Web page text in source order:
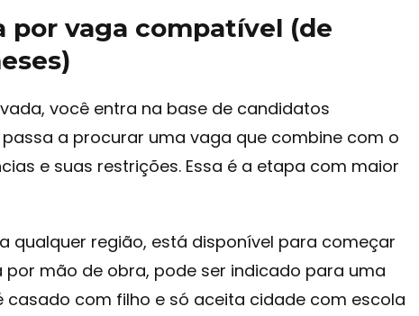
por vaga compatível (de
você entra na base de candidatos
a procurar uma vaga que combine com o
e suas restrições. Essa é a etapa com maior
qualquer região, está disponível para começar
mão de obra, pode ser indicado para uma
casado com filho e só aceita cidade com escola